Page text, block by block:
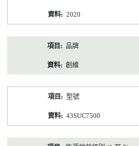
2020
品牌
創維
型號
43SUC7500